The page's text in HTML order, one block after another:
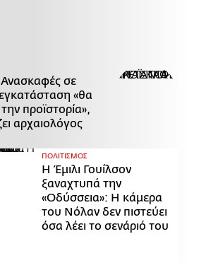
Ανασκαφές σε
«θα
προϊστορία»,
αρχαιολόγος
ΠΟΛΙΤΙΣΜΟΣ
Η Έμιλι Γουίλσον
ξαναχτυπά την
«Οδύσσεια»: Η κάμερα
του Νόλαν δεν πιστεύει
όσα λέει το σενάριό του